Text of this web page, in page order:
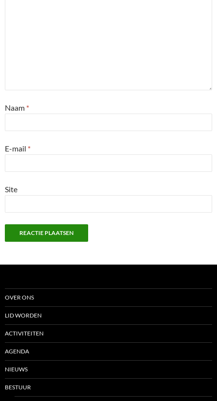
Naam *
E-mail *
Site
OVER ONS
LID WORDEN
ACTIVITEITEN
AGENDA
NIEUWS
BESTUUR